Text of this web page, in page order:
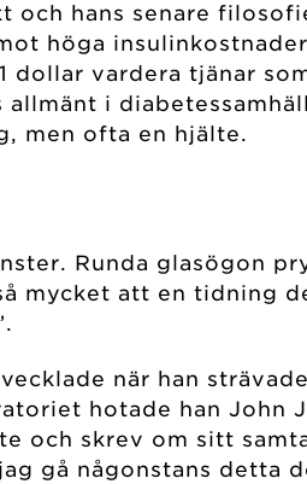
hans senare
höga
vardera tjänar
i
men ofta en hjälte.
Runda glasögon
mycket att en tidning
när han
hotade han John
skrev om sitt
gå någonstans detta